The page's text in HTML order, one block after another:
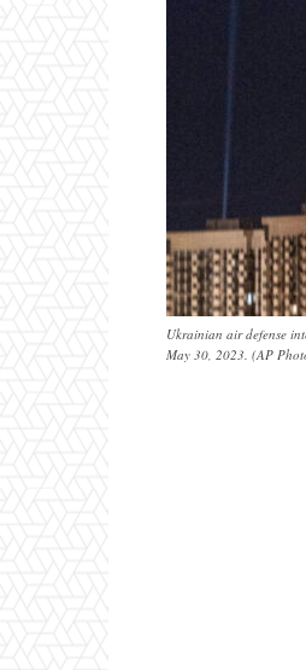
Ukrainian air defense
May 30, 2023. (AP